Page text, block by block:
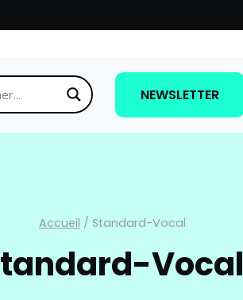
NEWSLETTER
Accueil / Standard-Vocal
Vocal